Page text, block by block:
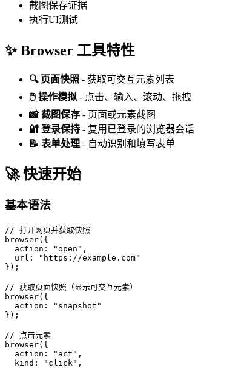
截图保存证据
执行UI测试
✨ Browser 工具特性
🔍 页面快照 - 获取可交互元素列表
🖱️ 操作模拟 - 点击、输入、滚动、拖拽
📸 截图保存 - 页面或元素截图
🔐 登录保持 - 复用已登录的浏览器会话
📝 表单处理 - 自动识别和填写表单
🚀 快速开始
基本语法
// 打开网页并获取快照
browser({
  action: "open",
  url: "https://example.com"
});
// 获取页面快照（显示可交互元素）
browser({
  action: "snapshot"
});
// 点击元素
browser({
  action: "act",
  kind: "click",